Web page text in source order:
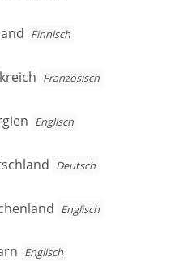
Finnisch
Französisch
Englisch
Deutsch
Englisch
Englisch